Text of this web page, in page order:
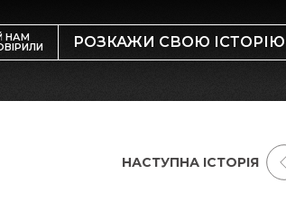
НАМ РОЗКАЖИ СВОЮ ІСТОРІЮ
НАСТУПНА ІСТОРІЯ